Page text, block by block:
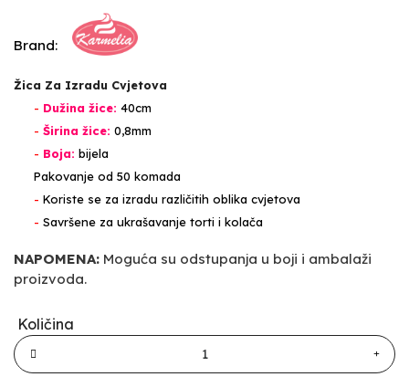
Brand:
Žica Za Izradu Cvjetova
- Dužina žice: 40cm
- Širina žice: 0,8mm
- Boja: bijela
Pakovanje od 50 komada
- Koriste se za izradu različitih oblika cvjetova
- Savršene za ukrašavanje torti i kolača
NAPOMENA: Moguća su odstupanja u boji i ambalaži
proizvoda.
Količina